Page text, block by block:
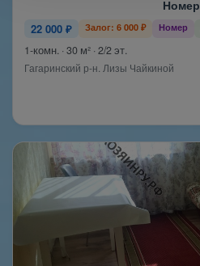
Номер
22 000 ₽ Залог: 6 000 ₽ Номер
1-комн. · 30 м² · 2/2 эт.
Гагаринский р-н. Лизы Чайкиной